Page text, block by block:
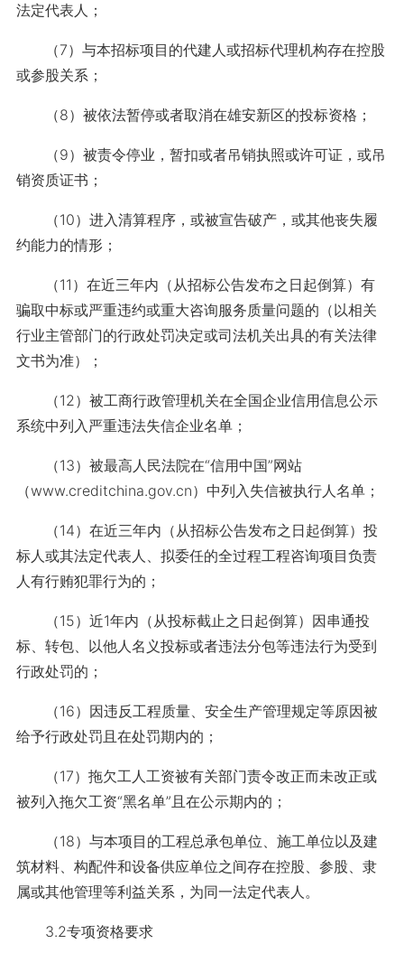
法定代表人；
（7）与本招标项目的代建人或招标代理机构存在控股
或参股关系；
（8）被依法暂停或者取消在雄安新区的投标资格；
（9）被责令停业，暂扣或者吊销执照或许可证，或吊
销资质证书；
（10）进入清算程序，或被宣告破产，或其他丧失履
约能力的情形；
（11）在近三年内（从招标公告发布之日起倒算）有
骗取中标或严重违约或重大咨询服务质量问题的（以相关
行业主管部门的行政处罚决定或司法机关出具的有关法律
文书为准）；
（12）被工商行政管理机关在全国企业信用信息公示
系统中列入严重违法失信企业名单；
（13）被最高人民法院在“信用中国”网站
（www.creditchina.gov.cn）中列入失信被执行人名单；
（14）在近三年内（从招标公告发布之日起倒算）投
标人或其法定代表人、拟委任的全过程工程咨询项目负责
人有行贿犯罪行为的；
（15）近1年内（从投标截止之日起倒算）因串通投
标、转包、以他人名义投标或者违法分包等违法行为受到
行政处罚的；
（16）因违反工程质量、安全生产管理规定等原因被
给予行政处罚且在处罚期内的；
（17）拖欠工人工资被有关部门责令改正而未改正或
被列入拖欠工资“黑名单”且在公示期内的；
（18）与本项目的工程总承包单位、施工单位以及建
筑材料、构配件和设备供应单位之间存在控股、参股、隶
属或其他管理等利益关系，为同一法定代表人。
3.2专项资格要求